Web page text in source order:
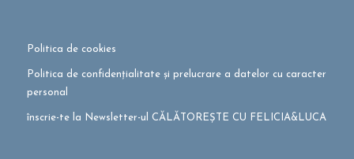
Politica de cookies
Politica de confidențialitate și prelucrare a datelor cu caracter
personal
înscrie-te la Newsletter-ul CĂLĂTOREȘTE CU FELICIA&LUCA